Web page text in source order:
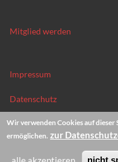
Mitglied werden
Impressum
Datenschutz
News-Archiv
Wir verwenden Cookies auf dieser
ermöglichen. zur
nicht